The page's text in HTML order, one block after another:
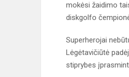
mokėsi žaidimo
diskgolfo
Superherojai
Lėgėtavičiūtė
stiprybes